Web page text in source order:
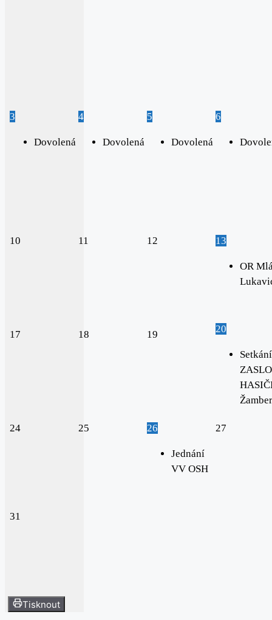
3
Dovolená
4
Dovolená
5
Dovolená
6
10 11 12 13
OR
17 18 19 20
Setkání
24 25 26
Jednání
VV OSH
27
31
Tisknout